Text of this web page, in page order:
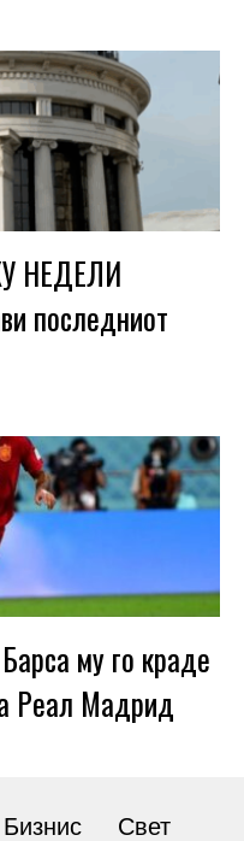
НЕДЕЛИ
последниот
му го краде
Реал Мадрид
Бизнис Свет